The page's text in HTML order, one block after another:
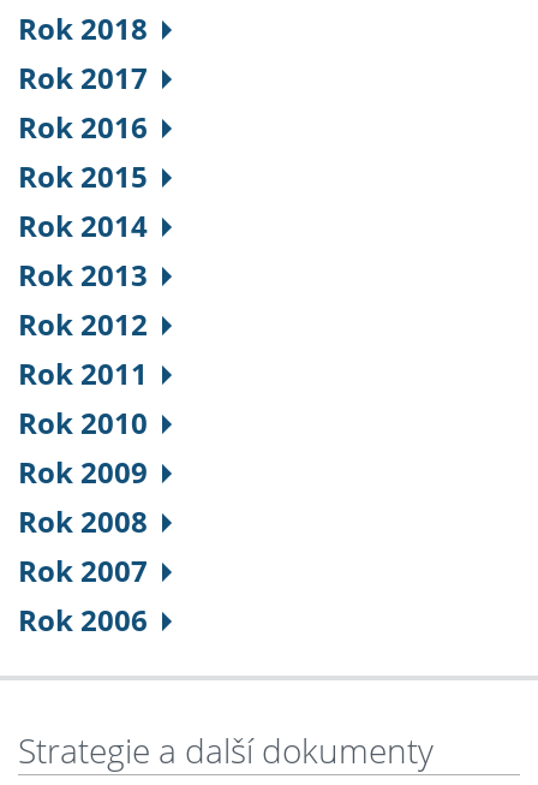
Rok 2018
Rok 2017
Rok 2016
Rok 2015
Rok 2014
Rok 2013
Rok 2012
Rok 2011
Rok 2010
Rok 2009
Rok 2008
Rok 2007
Rok 2006
Strategie a další dokumenty